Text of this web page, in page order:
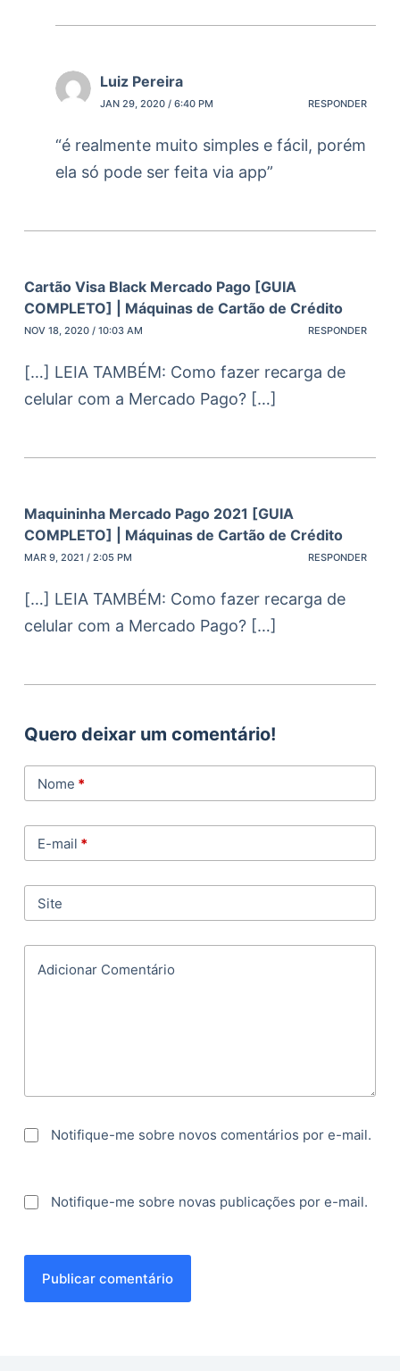
Luiz Pereira
JAN 29, 2020 / 6:40 PM RESPONDER
“é realmente muito simples e fácil, porém
ela só pode ser feita via app”
Cartão Visa Black Mercado Pago [GUIA
COMPLETO] | Máquinas de Cartão de Crédito
NOV 18, 2020 / 10:03 AM RESPONDER
[…] LEIA TAMBÉM: Como fazer recarga de
celular com a Mercado Pago? […]
Maquininha Mercado Pago 2021 [GUIA
COMPLETO] | Máquinas de Cartão de Crédito
MAR 9, 2021 / 2:05 PM RESPONDER
[…] LEIA TAMBÉM: Como fazer recarga de
celular com a Mercado Pago? […]
Quero deixar um comentário!
Nome *
E-mail *
Site
Adicionar Comentário
Notifique-me sobre novos comentários por e-mail.
Notifique-me sobre novas publicações por e-mail.
Publicar comentário